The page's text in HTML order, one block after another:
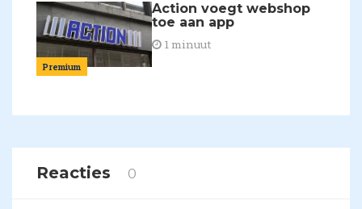
Premium
Action voegt webshop
toe aan app
1 minuut
Reacties 0